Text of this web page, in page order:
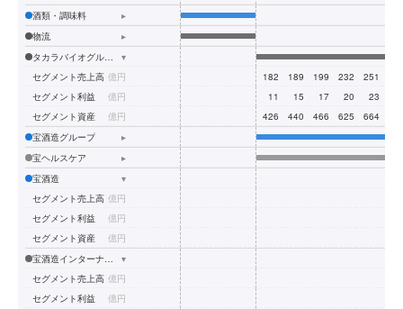
酒類・調味料
▸
物流
▸
▾
セグメント売上高 億円 182 189 199 232 251
セグメント利益
億円 11 15 17 20 23
セグメント資産
億円 426 440 466 625 664
宝酒造グループ
▸
宝ヘルスケア
▸
宝酒造
▾
セグメント売上高 億円
セグメント利益
億円
セグメント資産
億円
▾
セグメント売上高 億円
セグメント利益
億円